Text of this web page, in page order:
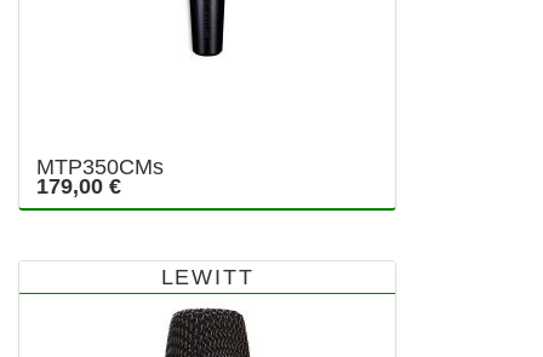
MTP350CMs
179,00 €
LEWITT